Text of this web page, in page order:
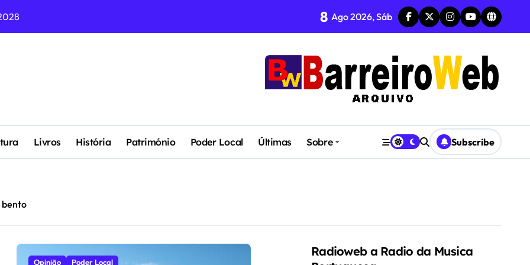
Lixo Ficou Quatro Vezes Mais Valioso (Para os Outros)
de Rosa Americana
de Manuel Pedra
DE LIVRE MERCADO?
8 Ago 2026, Sáb
Livros História Património Poder Local Últimas Sobre Subscribe
bento
Opinião Poder Local
Radioweb a Radio da Musica